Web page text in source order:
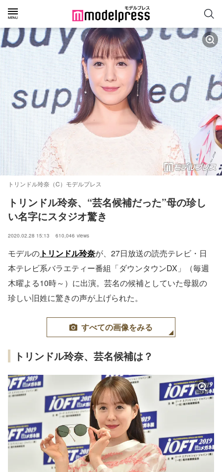
トリンドル玲奈（C）モデルプレス
トリンドル玲奈、“芸名候補だった”母の珍し
い名字にスタジオ驚き
2020.02.28 15:13 610,046 views
モデルの トリンドル玲奈が、27日放送の読売テレビ・日
本テレビ系バラエティー番組「ダウンタウンDX」（毎週
木曜よる10時～）に出演。芸名の候補としていた母親の
珍しい旧姓に驚きの声が上げられた。
すべての画像をみる
トリンドル玲奈、芸名候補は？